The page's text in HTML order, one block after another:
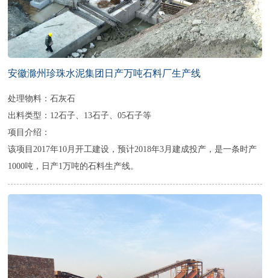
安徽滁州珍珠水泥集团日产万吨石料厂生产线
处理物料：石灰石
出料类型：12石子、13石子、05石子等
项目介绍：
该项目2017年10月开工建设，预计2018年3月建成投产，是一条时产
1000吨，日产1万吨的石料生产线。